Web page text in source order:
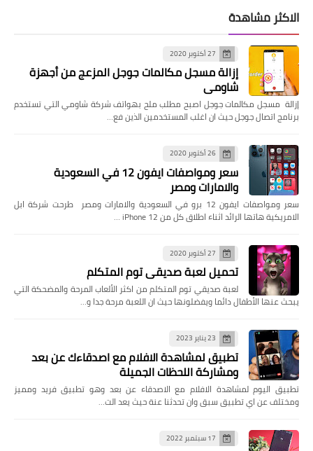
الاكثر مشاهدة
27 أكتوبر 2020
إزالة مسجل مكالمات جوجل المزعج من أجهزة
شاومي
إزالة مسجل مكالمات جوجل اصبح مطلب ملح بهواتف شركة شاومي التي تستخدم
برنامج اتصال جوجل حيث ان اغلب المستخدمين الذين فع…
26 أكتوبر 2020
سعر ومواصفات ايفون 12 في السعودية
والامارات ومصر
سعر ومواصفات ايفون 12 برو في السعودية والامارات ومصر طرحت شركة ابل
الامريكية هاتها الرائد اثناء اطلاق كل من iPhone 12 …
27 أكتوبر 2020
تحميل لعبة صديقي توم المتكلم
لعبة صديقي توم المتكلم من اكثر الألعاب المرحة والمضحكة التي
يبحث عنها الأطفال دائما ويفضلونها حيث ان اللعبة مرحة جدا و…
23 يناير 2023
تطبيق لمشاهدة الافلام مع اصدقاءك عن بعد
ومشاركة اللحظات الجميلة
تطبيق اليوم لمشاهدة الافلام مع الاصدقاء عن بعد وهو تطبيق فريد ومميز
ومختلف عن اي تطبيق سبق وان تحدثنا عنة حيث يعد الت…
17 سبتمبر 2022